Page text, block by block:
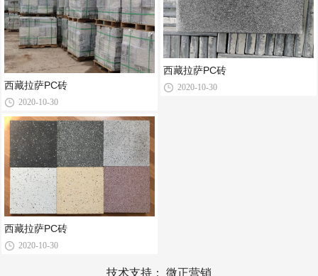
西藏拉萨PC砖
2020-10-30
西藏拉萨PC砖
2020-10-30
西藏拉萨PC砖
2020-10-30
技术支持： 微正营销